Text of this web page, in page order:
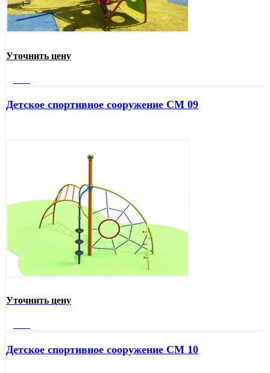
Уточнить цену
Детское спортивное сооружение СМ 09
Уточнить цену
Детское спортивное сооружение СМ 10